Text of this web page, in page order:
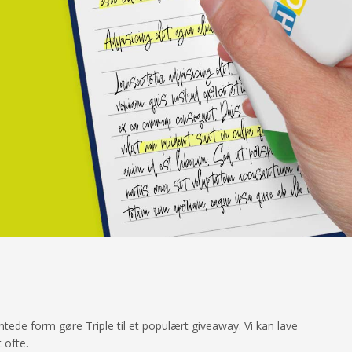
form gøre Triple til et populært giveaway. Vi kan lave
ofte.